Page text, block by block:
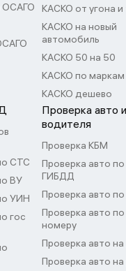
ОСАГО
КАСКО от угона и
КАСКО на новый
автомобиль
КАСКО 50 на 50
КАСКО по маркам
КАСКО дешево
СТС
ВУ
УИН
гос
Проверка авто и
водителя
Проверка КБМ
Проверка авто
ГИБДД
Проверка авто
Проверка авто по
номеру
Проверка авто
Проверка авто